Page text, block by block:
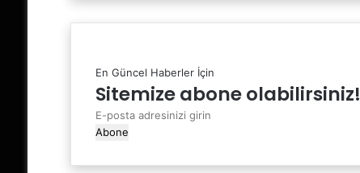
En Güncel Haberler İçin
Sitemize abone olabilirsiniz!
E-
posta
girin